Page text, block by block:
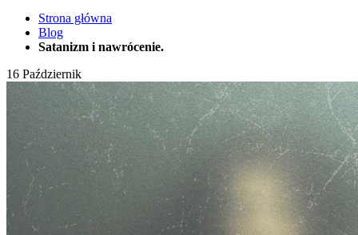
Strona główna
Blog
Satanizm i nawrócenie.
16 Październik